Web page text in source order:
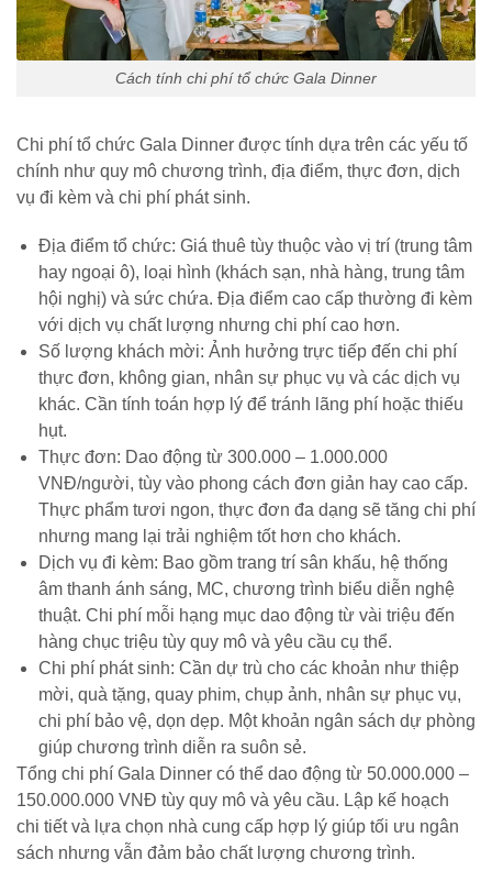
Cách tính chi phí tổ chức Gala Dinner
Chi phí tổ chức Gala Dinner được tính dựa trên các yếu tố
chính như quy mô chương trình, địa điểm, thực đơn, dịch
vụ đi kèm và chi phí phát sinh.
Địa điểm tổ chức: Giá thuê tùy thuộc vào vị trí (trung tâm
hay ngoại ô), loại hình (khách sạn, nhà hàng, trung tâm
hội nghị) và sức chứa. Địa điểm cao cấp thường đi kèm
với dịch vụ chất lượng nhưng chi phí cao hơn.
Số lượng khách mời: Ảnh hưởng trực tiếp đến chi phí
thực đơn, không gian, nhân sự phục vụ và các dịch vụ
khác. Cần tính toán hợp lý để tránh lãng phí hoặc thiếu
hụt.
Thực đơn: Dao động từ 300.000 – 1.000.000
VNĐ/người, tùy vào phong cách đơn giản hay cao cấp.
Thực phẩm tươi ngon, thực đơn đa dạng sẽ tăng chi phí
nhưng mang lại trải nghiệm tốt hơn cho khách.
Dịch vụ đi kèm: Bao gồm trang trí sân khấu, hệ thống
âm thanh ánh sáng, MC, chương trình biểu diễn nghệ
thuật. Chi phí mỗi hạng mục dao động từ vài triệu đến
hàng chục triệu tùy quy mô và yêu cầu cụ thể.
Chi phí phát sinh: Cần dự trù cho các khoản như thiệp
mời, quà tặng, quay phim, chụp ảnh, nhân sự phục vụ,
chi phí bảo vệ, dọn dẹp. Một khoản ngân sách dự phòng
giúp chương trình diễn ra suôn sẻ.
Tổng chi phí Gala Dinner có thể dao động từ 50.000.000 –
150.000.000 VNĐ tùy quy mô và yêu cầu. Lập kế hoạch
chi tiết và lựa chọn nhà cung cấp hợp lý giúp tối ưu ngân
sách nhưng vẫn đảm bảo chất lượng chương trình.